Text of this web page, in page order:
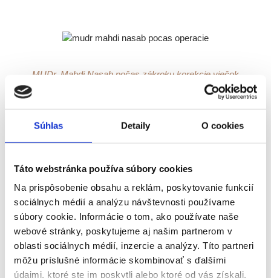
Súhlas Detaily O cookies
Táto webstránka používa súbory cookies
Na prispôsobenie obsahu a reklám, poskytovanie funkcií
sociálnych médií a analýzu návštevnosti používame
súbory cookie. Informácie o tom, ako používate naše
webové stránky, poskytujeme aj našim partnerom v
oblasti sociálnych médií, inzercie a analýzy. Títo partneri
môžu príslušné informácie skombinovať s ďalšími
údajmi, ktoré ste im poskytli alebo ktoré od vás získali,
MUDr. Mahdi Nasab počas zákroku korekcie viečok
Mudr Mahdi Nasab je členom:
Slovenskej lekárskej spoločnosti sekcie plastickej a
estetickej chirurgie
člen ESPRAS a ISPRAS